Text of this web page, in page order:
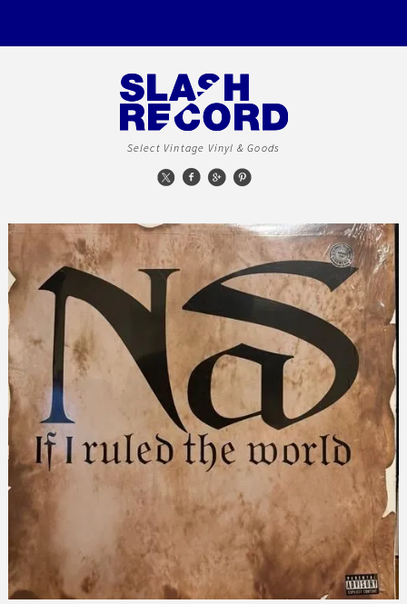
Select Vintage Vinyl & Goods